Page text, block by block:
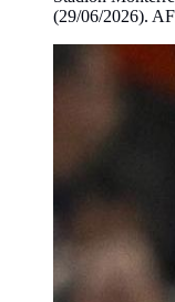
(29/06/2026).